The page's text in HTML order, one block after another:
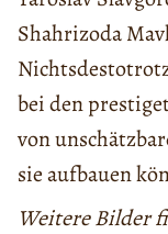
Shahrizoda
bei den
von
sie aufbauen
Weitere Bilder